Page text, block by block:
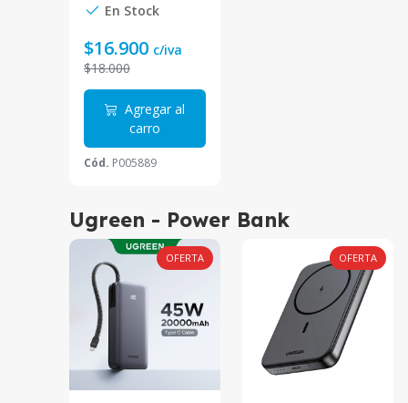
En Stock
$16.900 c/iva
$18.000
Agregar al
carro
Cód. P005889
Ugreen - Power Bank
OFERTA OFERTA